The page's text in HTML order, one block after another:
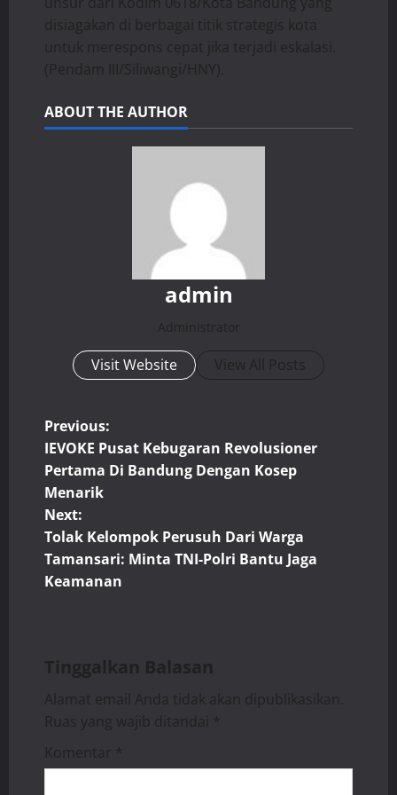
disiagakan di berbagai titik strategis kota
untuk merespons cepat jika terjadi eskalasi.
(Pendam III/Siliwangi/HNY).
ABOUT THE AUTHOR
admin
Administrator
Visit Website View All Posts
P
o
s
t
n
v
i
g
a
Previous:
IEVOKE Pusat Kebugaran Revolusioner
Pertama Di Bandung Dengan Kosep
Menarik
Next:
Tolak Kelompok Perusuh Dari Warga
Tamansari: Minta TNI-Polri Bantu Jaga
Keamanan
Tinggalkan Balasan
Alamat email Anda tidak akan dipublikasikan.
Ruas yang wajib ditandai
*
Komentar *